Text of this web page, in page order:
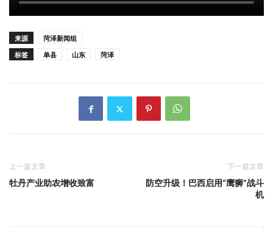
来源
菏泽新闻组
标签
单县 山东 菏泽
上一篇文章
牡丹产业助农增收致富
下一篇文章
防空升级！巴西启用“鹰狮”战斗
机